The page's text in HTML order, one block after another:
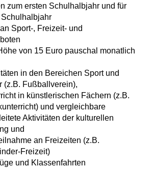
zum ersten Schulhalbjahr und für
Sport-, Freizeit- und
von 15 Euro pauschal monatlich
in den Bereichen Sport und
(z.B. Fußballverein),
in künstlerischen Fächern (z.B.
und vergleichbare
Aktivitäten der kulturellen
und
an Freizeiten (z.B.
Freizeit)
und Klassenfahrten